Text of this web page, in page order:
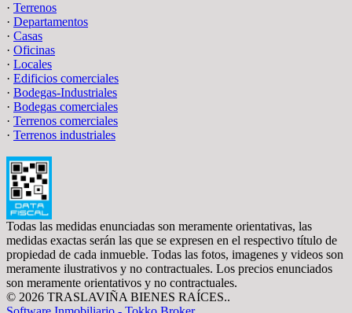
· Terrenos
· Departamentos
· Casas
· Oficinas
· Locales
· Edificios comerciales
· Bodegas-Industriales
· Bodegas comerciales
· Terrenos comerciales
· Terrenos industriales
Todas las medidas enunciadas son meramente orientativas, las
medidas exactas serán las que se expresen en el respectivo título de
propiedad de cada inmueble. Todas las fotos, imagenes y videos son
meramente ilustrativos y no contractuales. Los precios enunciados
son meramente orientativos y no contractuales.
© 2026 TRASLAVIÑA BIENES RAÍCES..